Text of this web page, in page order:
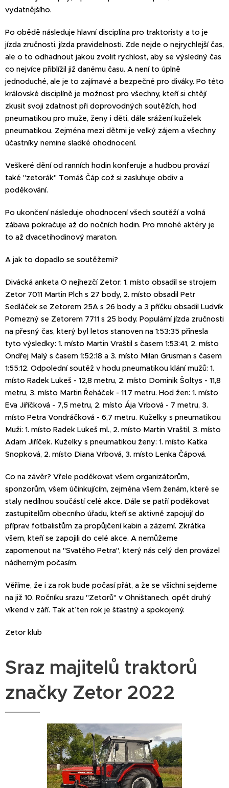
vydatnějšího.
Po obědě následuje hlavní disciplína pro traktoristy a to je
jízda zručnosti, jízda pravidelnosti. Zde nejde o nejrychlejší čas,
ale o to odhadnout jakou zvolit rychlost, aby se výsledný čas
co nejvíce přiblížil již danému času. A není to úplně
jednoduché, ale je to zajímavé a bezpečné pro diváky. Po této
královské disciplíně je možnost pro všechny, kteří si chtějí
zkusit svoji zdatnost při doprovodných soutěžích, hod
pneumatikou pro muže, ženy i děti, dále srážení kuželek
pneumatikou. Zejména mezi dětmi je velký zájem a všechny
účastníky nemine sladké ohodnocení.
Veškeré dění od ranních hodin konferuje a hudbou provází
také "zetorák" Tomáš Čáp což si zasluhuje obdiv a
poděkování.
Po ukončení následuje ohodnocení všech soutěží a volná
zábava pokračuje až do nočních hodin. Pro mnohé aktéry je
to až dvacetihodinový maraton.
A jak to dopadlo se soutěžemi?
Divácká anketa O nejhezčí Zetor: 1. místo obsadil se strojem
Zetor 7011 Martin Plch s 27 body, 2. místo obsadil Petr
Sedláček se Zetorem 25A s 26 body a 3 příčku obsadil Ludvík
Pomezný se Zetorem 7711 s 25 body. Populární jízda zručnosti
na přesný čas, který byl letos stanoven na 1:53:35 přinesla
tyto výsledky: 1. místo Martin Vraštil s časem 1:53:41, 2. místo
Ondřej Malý s časem 1:52:18 a 3. místo Milan Grusman s časem
1:55:12. Odpolední soutěž v hodu pneumatikou klání mužů: 1.
místo Radek Lukeš - 12,8 metru, 2. místo Dominik Šoltys - 11,8
metru, 3. místo Martin Řeháček - 11,7 metru. Hod žen: 1. místo
Eva Jiříčková - 7,5 metru, 2. místo Ája Vrbová - 7 metru, 3.
místo Petra Vondráčková - 6,7 metru. Kuželky s pneumatikou
Muži: 1. místo Radek Lukeš ml., 2. místo Martin Vraštil, 3. místo
Adam Jiříček. Kuželky s pneumatikou ženy: 1. místo Katka
Snopková, 2. místo Diana Vrbová, 3. místo Lenka Čápová.
Co na závěr? Vřele poděkovat všem organizátorům,
sponzorům, všem účinkujícím, zejména všem ženám, které se
staly nedílnou součástí celé akce. Dále se patří poděkovat
zastupitelům obecního úřadu, kteří se aktivně zapojují do
příprav, fotbalistům za propůjčení kabin a zázemí. Zkrátka
všem, kteří se zapojili do celé akce. A nemůžeme
zapomenout na "Svatého Petra", který nás celý den provázel
nádherným počasím.
Věříme, že i za rok bude počasí přát, a že se všichni sejdeme
na již 10. Ročníku srazu "Zetorů" v Ohnišťanech, opět druhý
víkend v září. Tak ať ten rok je šťastný a spokojený.
Zetor klub
Sraz majitelů traktorů
značky Zetor 2022